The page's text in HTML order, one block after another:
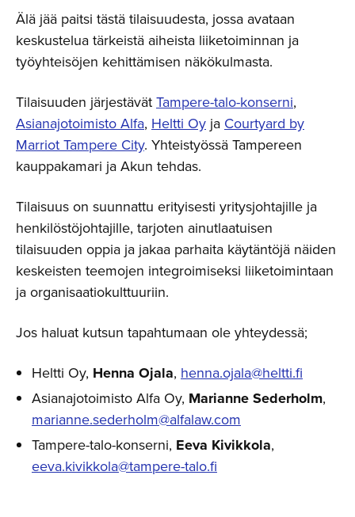
Älä jää paitsi tästä tilaisuudesta, jossa avataan
keskustelua tärkeistä aiheista liiketoiminnan ja
työyhteisöjen kehittämisen näkökulmasta.
Tilaisuuden järjestävätTampere-talo-konserni,
Asianajotoimisto Alfa, Heltti Oy ja Courtyard by
Marriot Tampere City. Yhteistyössä Tampereen
kauppakamari ja Akun tehdas.
Tilaisuus on suunnattu erityisesti yritysjohtajille ja
henkilöstöjohtajille, tarjoten ainutlaatuisen
tilaisuuden oppia ja jakaa parhaita käytäntöjä näiden
keskeisten teemojen integroimiseksi liiketoimintaan
ja organisaatiokulttuuriin.
Jos haluat kutsun tapahtumaan ole yhteydessä;
Heltti Oy, Henna Ojala, henna.ojala@heltti.fi
Asianajotoimisto Alfa Oy, Marianne Sederholm,
marianne.sederholm@alfalaw.com
Tampere-talo-konserni, Eeva Kivikkola,
eeva.kivikkola@tampere-talo.fi